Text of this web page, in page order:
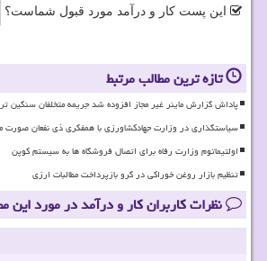
این پست کار و درآمد مورد قبول شماست؟
تازه ترین مطالب مرتبط
پاداش گزارش ماینر غیر مجاز افزوده شد جریمه متخلفان سنگین
سیاستگذاری در وزارت جهادکشاورزی با همفکری ذی نفعان صورت
اولتیماتوم وزارت رفاه برای اتصال فروشگاه ها به سیستم کوپن
تنظیم بازار روغن خوراکی در گرو بازپرداخت مطالبات ارزی
نظرات کاربران کار و درآمد در مورد این